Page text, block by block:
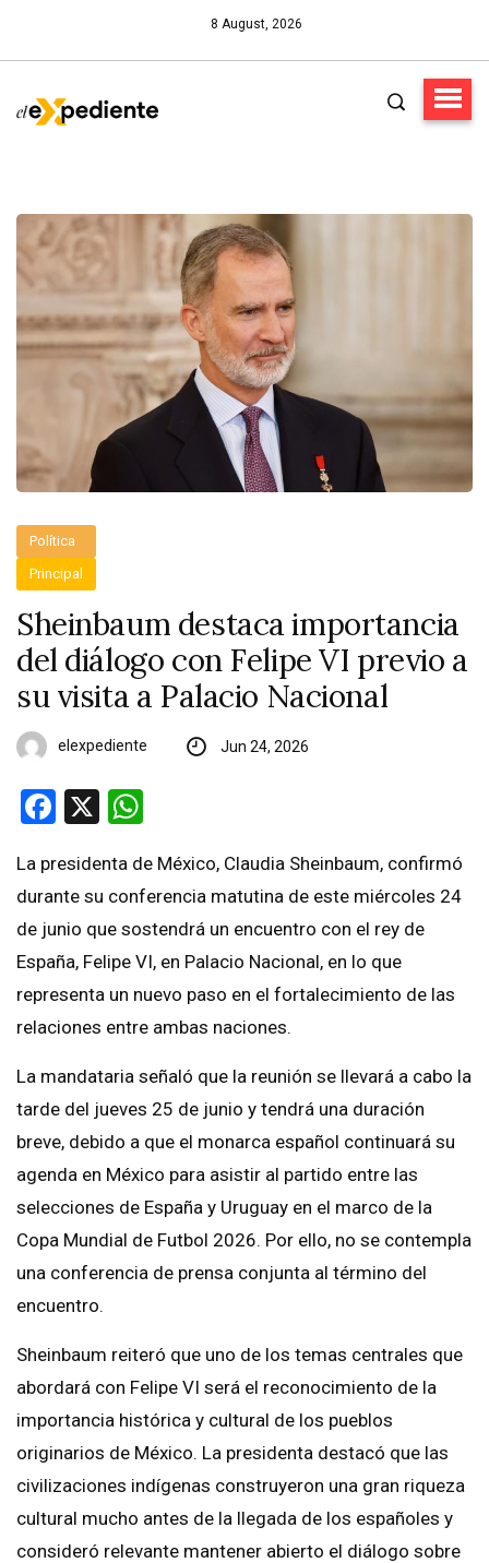
8 August, 2026
Política
Principal
Sheinbaum destaca importancia
del diálogo con Felipe VI previo a
su visita a Palacio Nacional
elexpediente Jun 24, 2026
Facebook
X
La presidenta de México, Claudia Sheinbaum, confirmó
durante su conferencia matutina de este miércoles 24
de junio que sostendrá un encuentro con el rey de
España, Felipe VI, en Palacio Nacional, en lo que
representa un nuevo paso en el fortalecimiento de las
relaciones entre ambas naciones.
La mandataria señaló que la reunión se llevará a cabo la
tarde del jueves 25 de junio y tendrá una duración
breve, debido a que el monarca español continuará su
agenda en México para asistir al partido entre las
selecciones de España y Uruguay en el marco de la
Copa Mundial de Futbol 2026. Por ello, no se contempla
una conferencia de prensa conjunta al término del
encuentro.
Sheinbaum reiteró que uno de los temas centrales que
abordará con Felipe VI será el reconocimiento de la
importancia histórica y cultural de los pueblos
originarios de México. La presidenta destacó que las
civilizaciones indígenas construyeron una gran riqueza
cultural mucho antes de la llegada de los españoles y
consideró relevante mantener abierto el diálogo sobre